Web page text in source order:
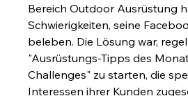
Bereich Outdoor Ausrüstung
Schwierigkeiten, seine
beleben. Die Lösung war,
"Ausrüstungs-Tipps des
Challenges" zu starten, die
Interessen ihrer Kunden